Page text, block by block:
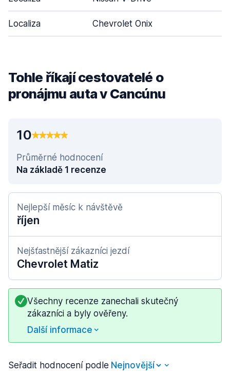
Localiza Chevrolet Onix
Tohle říkají cestovatelé o
pronájmu auta v Cancúnu
10
Průměrné hodnocení
Na základě 1 recenze
Nejlepší měsíc k návštěvě
říjen
Nejšťastnější zákazníci jezdí
Chevrolet Matiz
Všechny recenze zanechali skutečný
zákazníci a byly ověřeny.
Další informace
Seřadit hodnocení podle